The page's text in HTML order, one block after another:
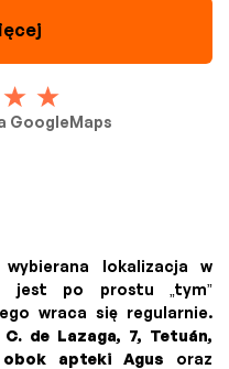
GoogleMaps
lokalizacja w
jest po prostu „tym”
wraca się regularnie.
C. de Lazaga, 7, Tetuán,
obok apteki Agus oraz